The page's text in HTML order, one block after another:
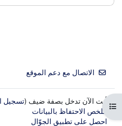
فتح فهرس المقرر
الاتصال مع دعم الموقع
أنت الآن تدخل بصفة ضيف (تسجيل
ملخص الاحتفاظ بالبيانات
احصل على تطبيق الجوّال